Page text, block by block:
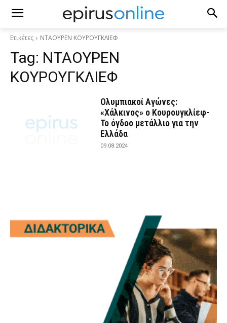
Ετικέτες ΝΤΑΟΥΡΕΝ ΚΟΥΡΟΥΓΚΛΙΕΦ
Tag: ΝΤΑΟΥΡΕΝ
ΚΟΥΡΟΥΓΚΛΙΕΦ
Ολυμπιακοί Αγώνες:
«Χάλκινος» ο Κουρουγκλίεφ-
Το όγδοο μετάλλιο για την
Ελλάδα
09.08.2024